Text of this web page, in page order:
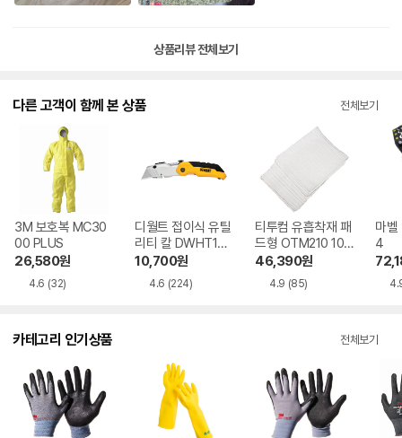
상품리뷰 전체보기
다른 고객이 함께 본 상품 전체보기
3M 보호복 MC30
00 PLUS
26,580원
4.6 (32)
디월트 접이식 유틸
리티 칼 DWHT100
35
10,700원
4.6 (224)
티투컴 유흡착재 패
드형 OTM210 100
매
46,390원
4.9 (85)
마벨
4
카테고리 인기상품 전체보기